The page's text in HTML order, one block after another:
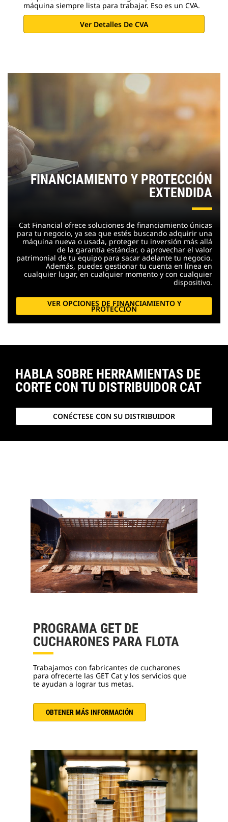
máquina siempre lista para trabajar. Eso es un CVA.
Ver Detalles De CVA
FINANCIAMIENTO Y PROTECCIÓN
EXTENDIDA
Cat Financial ofrece soluciones de financiamiento únicas
para tu negocio, ya sea que estés buscando adquirir una
máquina nueva o usada, proteger tu inversión más allá
de la garantía estándar, o aprovechar el valor
patrimonial de tu equipo para sacar adelante tu negocio.
Además, puedes gestionar tu cuenta en línea en
cualquier lugar, en cualquier momento y con cualquier
dispositivo.
VER OPCIONES DE FINANCIAMIENTO Y
PROTECCIÓN
HABLA SOBRE HERRAMIENTAS DE
CORTE CON TU DISTRIBUIDOR CAT
CONÉCTESE CON SU DISTRIBUIDOR
PROGRAMA GET DE
CUCHARONES PARA FLOTA
Trabajamos con fabricantes de cucharones
para ofrecerte las GET Cat y los servicios que
te ayudan a lograr tus metas.
OBTENER MÁS INFORMACIÓN